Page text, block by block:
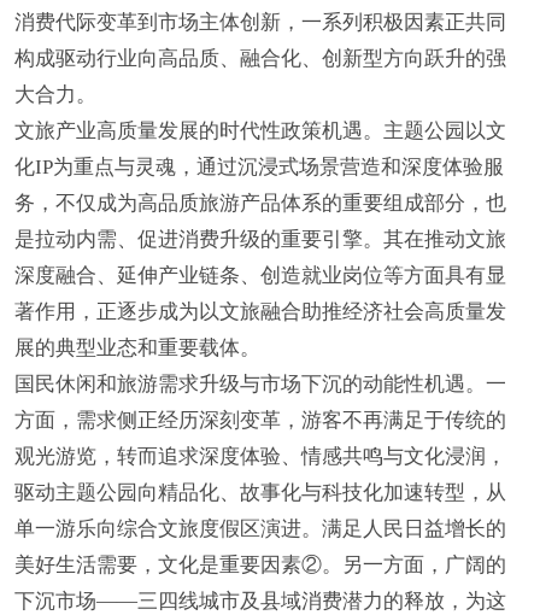
消费代际变革到市场主体创新，一系列积极因素正共同
构成驱动行业向高品质、融合化、创新型方向跃升的强
大合力。
文旅产业高质量发展的时代性政策机遇。主题公园以文
化IP为重点与灵魂，通过沉浸式场景营造和深度体验服
务，不仅成为高品质旅游产品体系的重要组成部分，也
是拉动内需、促进消费升级的重要引擎。其在推动文旅
深度融合、延伸产业链条、创造就业岗位等方面具有显
著作用，正逐步成为以文旅融合助推经济社会高质量发
展的典型业态和重要载体。
国民休闲和旅游需求升级与市场下沉的动能性机遇。一
方面，需求侧正经历深刻变革，游客不再满足于传统的
观光游览，转而追求深度体验、情感共鸣与文化浸润，
驱动主题公园向精品化、故事化与科技化加速转型，从
单一游乐向综合文旅度假区演进。满足人民日益增长的
美好生活需要，文化是重要因素②。另一方面，广阔的
下沉市场——三四线城市及县域消费潜力的释放，为这